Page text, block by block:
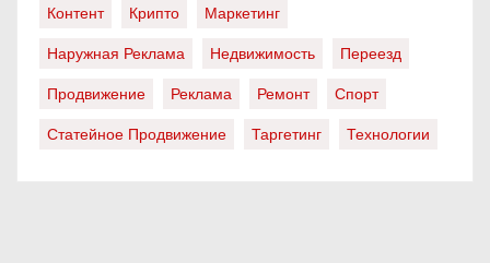
Контент
Крипто
Маркетинг
Наружная Реклама
Недвижимость
Переезд
Продвижение
Реклама Ремонт
Спорт
Статейное Продвижение
Таргетинг Технологии